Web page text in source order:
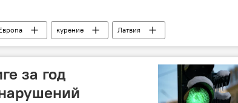
курение Латвия
за год